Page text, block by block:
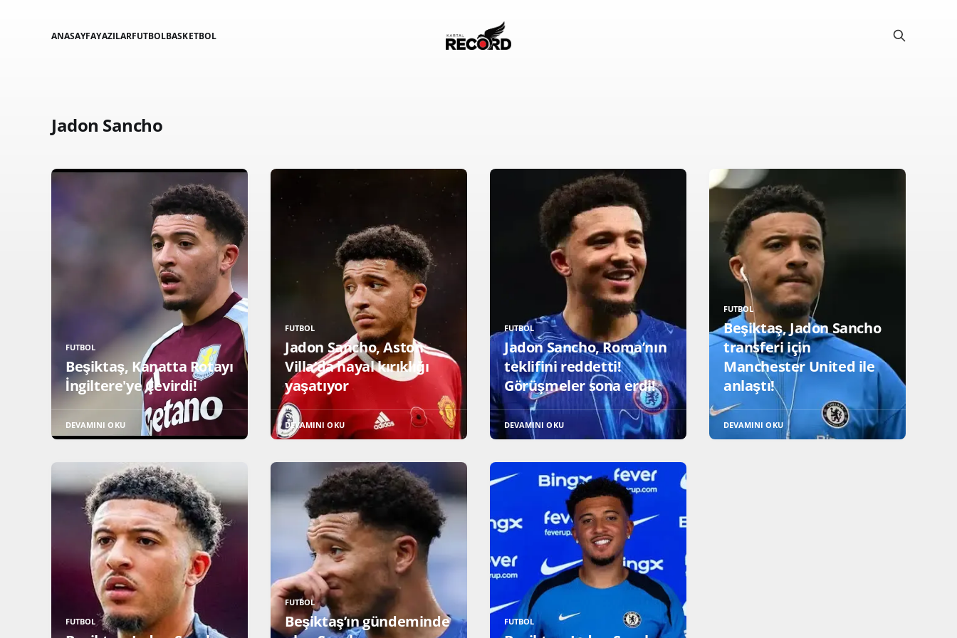
ANASAYFAYAZILARFUTBOLBASKETBOL
Jadon Sancho
FUTBOL
Beşiktaş, Kanatta Rotayı
İngiltere'ye Çevirdi!
DEVAMINI OKU
FUTBOL
Jadon Sancho, Aston
Villa’da hayal kırıklığı
yaşatıyor
DEVAMINI OKU
FUTBOL
Jadon Sancho, Roma’nın
teklifini reddetti!
Görüşmeler sona erdi!
DEVAMINI OKU
FUTBOL
Beşiktaş, Jadon Sancho
transferi için
Manchester United ile
anlaştı!
DEVAMINI OKU
FUTBOL
FUTBOL
Beşiktaş’ın gündeminde
FUTBOL